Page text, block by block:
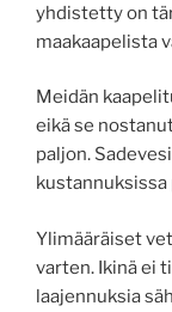
yhdistetty on
maakaapelista
Meidän
eikä se
paljon.
Ylimääräiset
varten. Ikinä ei
laajennuksia